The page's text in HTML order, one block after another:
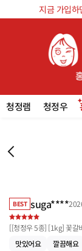
지금 가입
청정램 청정우
BEST suga****
[[청정우 5종] [1kg] 꽃갈
맛있어요
깔끔해요